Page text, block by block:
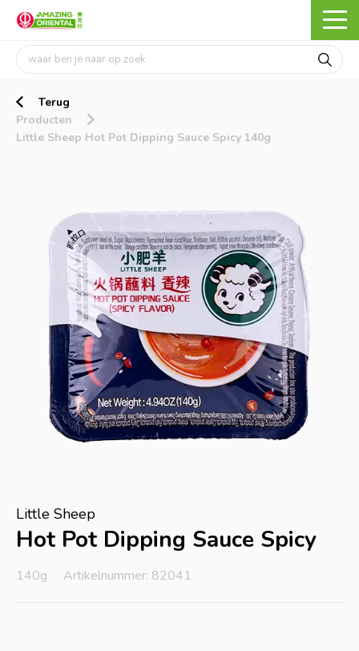
Terug
Producten
Little Sheep Hot Pot Dipping Sauce Spicy 140g
Little Sheep
Hot Pot Dipping Sauce Spicy
140g Artikelnummer: 82041